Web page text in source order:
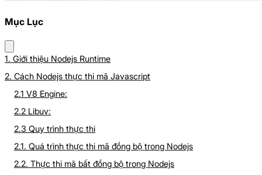
Mục Lục
1. Giới thiệu Nodejs Runtime
2. Cách Nodejs thực thi mã Javascript
2.1 V8 Engine:
2.2 Libuv:
2.3 Quy trình thực thi
2.1. Quá trình thực thi mã đồng bộ trong Nodejs
2.2. Thực thi mã bất đồng bộ trong Nodejs